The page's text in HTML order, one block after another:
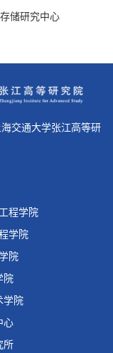
储研究中心
交通大学张江高等研
程学院
学院
院
院
学院
心
所